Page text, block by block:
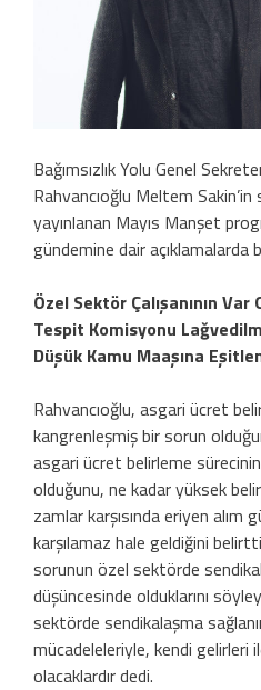
Bağımsızlık Yolu Genel
Rahvancıoğlu Meltem Sakin’in
yayınlanan Mayıs Manşet
gündemine dair açıklamalarda
Özel Sektör Çalışanının
Tespit Komisyonu
Düşük Kamu Maaşına
Rahvancıoğlu, asgari ücret
kangrenleşmiş bir sorun
asgari ücret belirleme sürecinin
olduğunu, ne kadar yüksek
zamlar karşısında eriyen
karşılamaz hale geldiğini
sorunun özel sektörde
düşüncesinde olduklarını
sektörde sendikalaşma
mücadeleleriyle, kendi gelirleri
olacaklardır dedi.